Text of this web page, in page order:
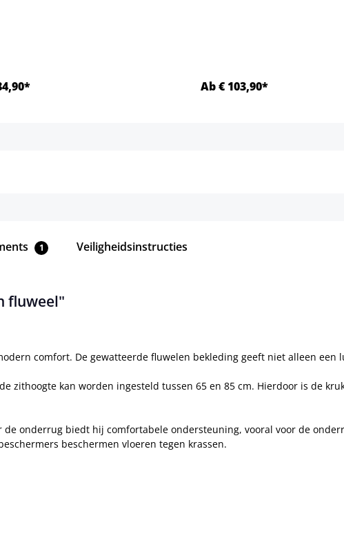
Ab € 103,90*
1 Veiligheidsinstructies
fluweel"
comfort. De gewatteerde fluwelen bekleding geeft niet alleen een
zithoogte kan worden ingesteld tussen 65 en 85 cm. Hierdoor is de
onderrug biedt hij comfortabele ondersteuning, vooral voor de
beschermen vloeren tegen krassen.